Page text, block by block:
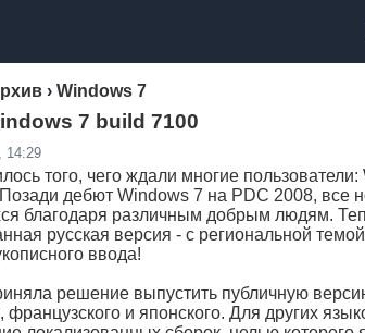
› Windows 7
7 build 7100
14:29
того, чего ждали многие
дебют Windows 7 на PDC 2008, все
благодаря различным добрым людям.
русская версия - с региональной
ввода!
решение выпустить публичную
французского и японского. Для других